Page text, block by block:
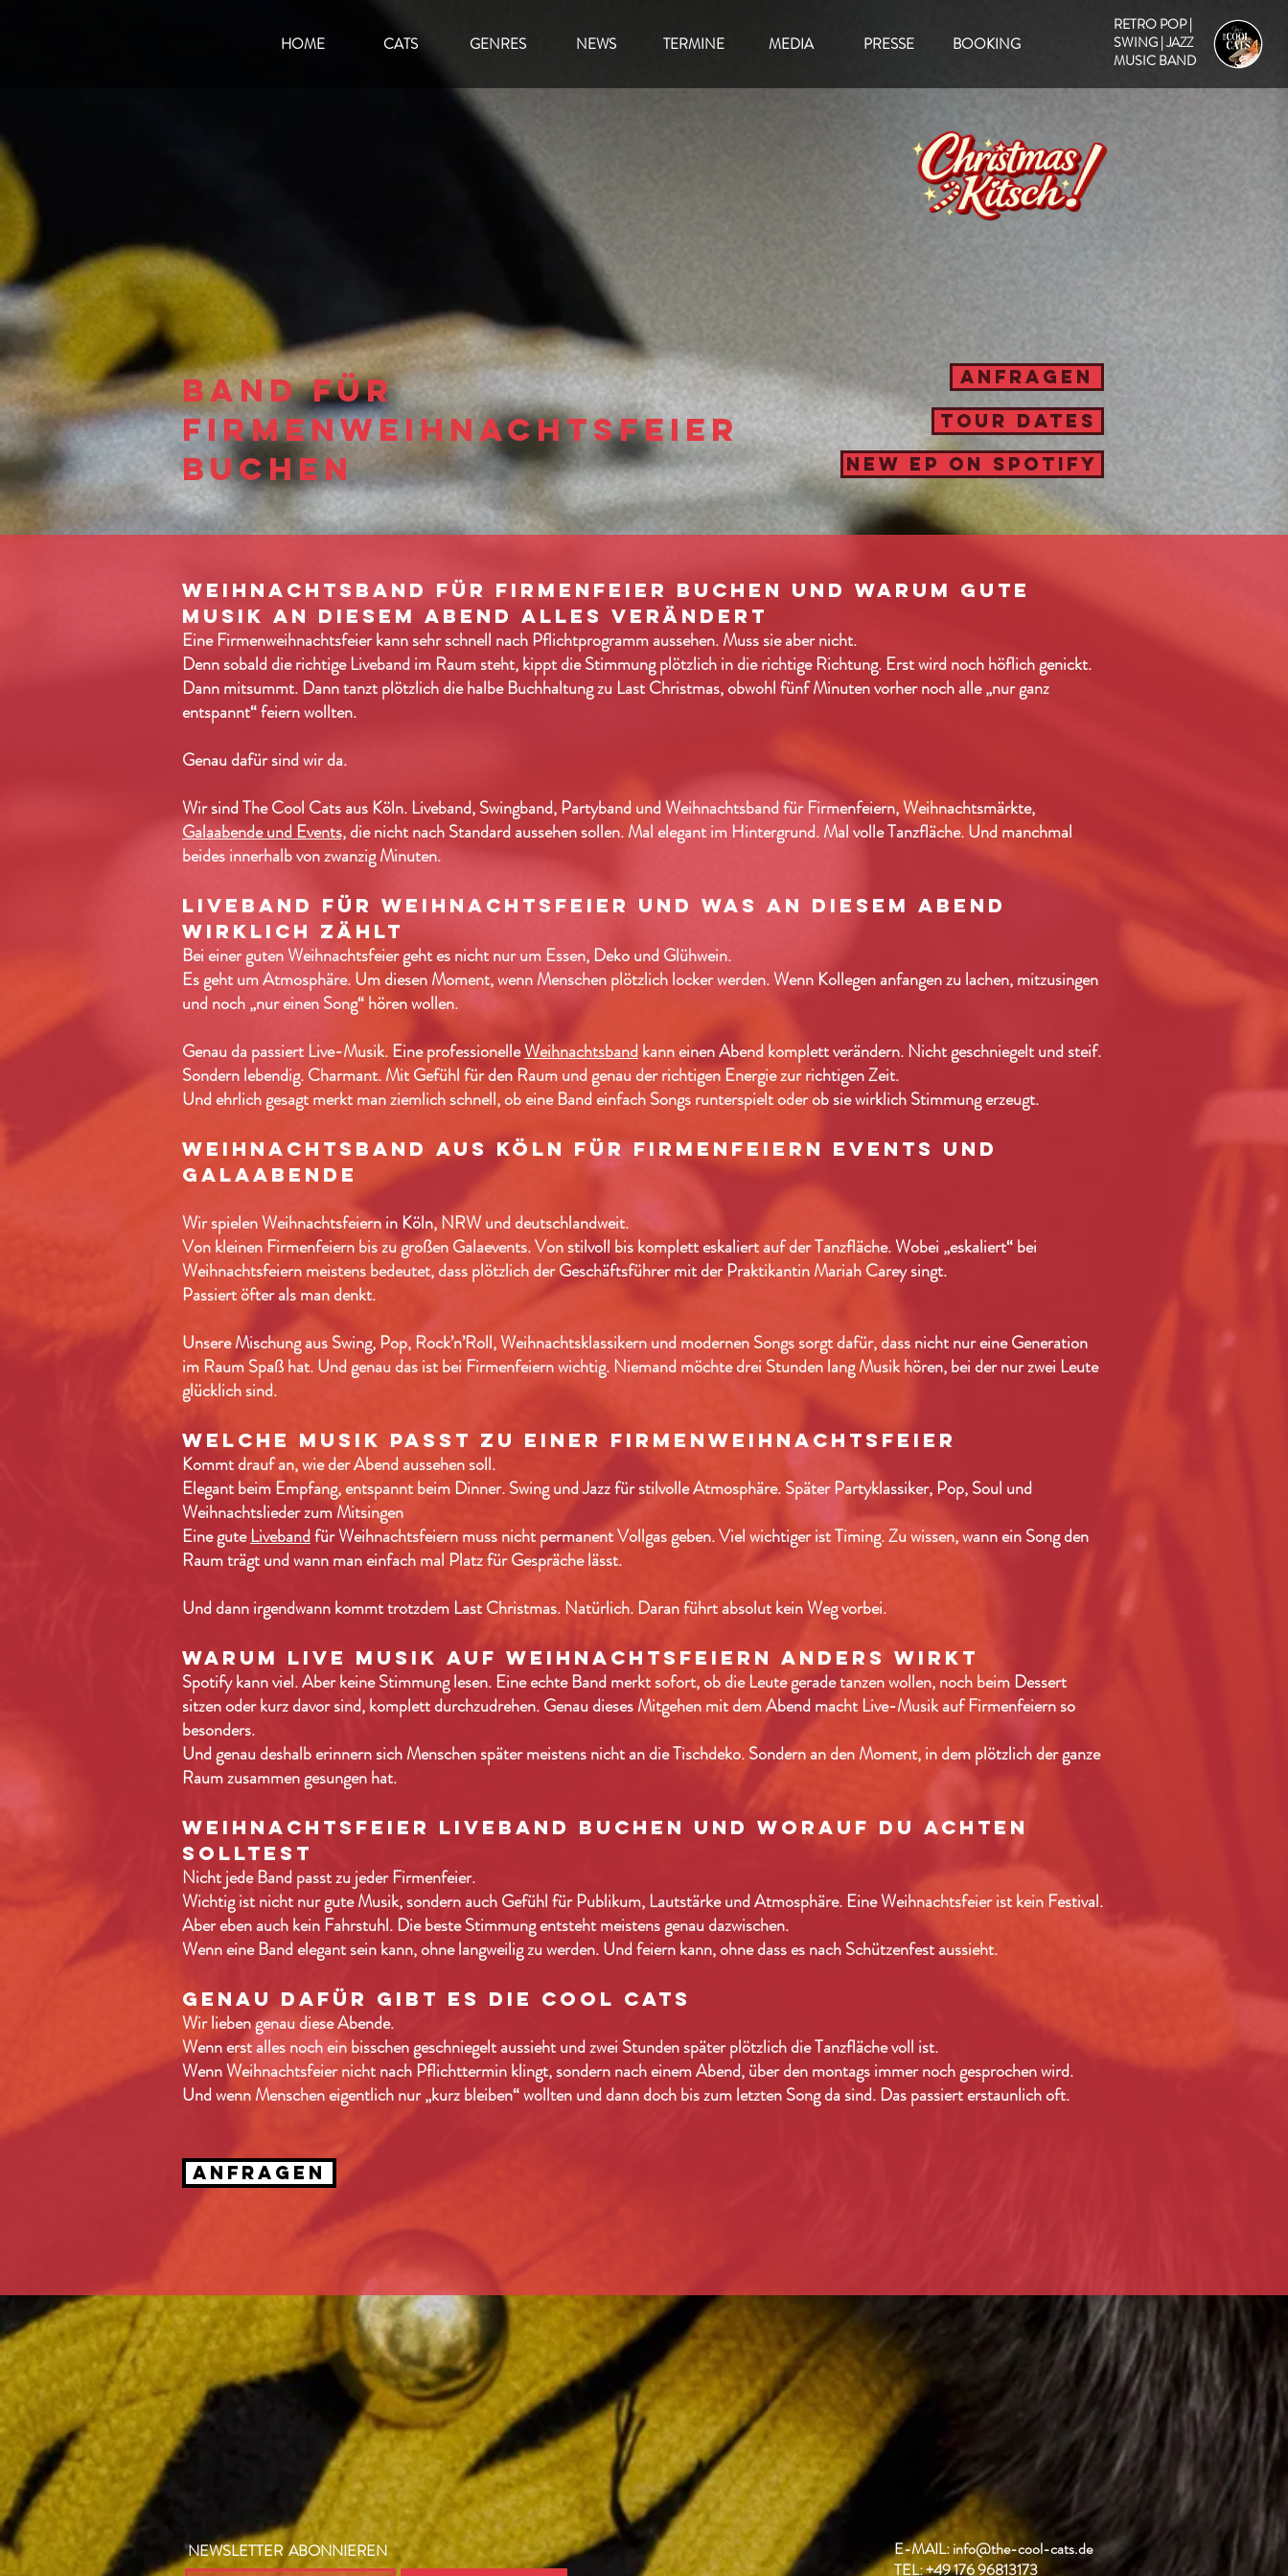
HOME CATS GENRES NEWS TERMINE MEDIA PRESSE BOOKING
RETRO POP |
SWING | JAZZ
MUSIC BAND
Band für
Firmenweihnachtsfeier
buchen
ANFRAGEN
TOUR DATES
NEW EP ON SPOTIFY
weihnachtsband für firmenfeier buchen und warum gute
musik an diesem abend alles verändert
Eine Firmenweihnachtsfeier kann sehr schnell nach Pflichtprogramm aussehen. Muss sie aber nicht.
Denn sobald die richtige Liveband im Raum steht, kippt die Stimmung plötzlich in die richtige Richtung. Erst wird noch höflich genickt.
Dann mitsummt. Dann tanzt plötzlich die halbe Buchhaltung zu Last Christmas, obwohl fünf Minuten vorher noch alle „nur ganz
entspannt“ feiern wollten.
Genau dafür sind wir da.
Wir sind The Cool Cats aus Köln. Liveband, Swingband, Partyband undWeihnachtsbandfür Firmenfeiern, Weihnachtsmärkte,
Galaabende und Events,die nicht nach Standard aussehen sollen. Mal elegant im Hintergrund. Mal volle Tanzfläche. Und manchmal
beides innerhalb von zwanzig Minuten.
liveband für weihnachtsfeier und was an diesem abend
wirklich zählt
Bei einer guten Weihnachtsfeier geht es nicht nur um Essen, Deko und Glühwein.
Es geht um Atmosphäre. Um diesen Moment, wenn Menschen plötzlich locker werden. Wenn Kollegen anfangen zu lachen, mitzusingen
und noch „nur einen Song“ hören wollen.
Genau da passiert Live-Musik.Eine professionelleWeihnachtsbandkann einen Abend komplett verändern. Nicht geschniegelt und steif.
Sondern lebendig. Charmant. Mit Gefühl für den Raum und genau der richtigen Energie zur richtigen Zeit.
Und ehrlich gesagt merkt man ziemlich schnell, ob eine Band einfach Songs runterspielt oder ob sie wirklich Stimmung erzeugt.
weihnachtsband aus köln für firmenfeiern events und
galaabende
Wir spielen Weihnachtsfeiern in Köln, NRW und deutschlandweit.
Von kleinen Firmenfeiern bis zu großen Galaevents. Von stilvoll bis komplett eskaliert auf der Tanzfläche. Wobei „eskaliert“ bei
Weihnachtsfeiern meistens bedeutet, dass plötzlich der Geschäftsführer mit der Praktikantin Mariah Carey singt.
Passiert öfter als man denkt.
Unsere Mischung aus Swing, Pop, Rock’n’Roll, Weihnachtsklassikern und modernen Songs sorgt dafür, dass nicht nur eine Generation
im Raum Spaß hat. Und genau das ist bei Firmenfeiern wichtig. Niemand möchte drei Stunden lang Musik hören, bei der nur zwei Leute
glücklich sind.
welche musik passt zu einer firmenweihnachtsfeier
Kommt drauf an, wie der Abend aussehen soll.
Elegant beim Empfang, entspannt beim Dinner. Swing und Jazz für stilvolle Atmosphäre. Später Partyklassiker, Pop, Soul und
Weihnachtslieder zum Mitsingen
Eine guteLivebandfür Weihnachtsfeiern muss nicht permanent Vollgas geben. Viel wichtiger ist Timing. Zu wissen, wann ein Song den
Raum trägt und wann man einfach mal Platz für Gespräche lässt.
Und dann irgendwann kommt trotzdem Last Christmas. Natürlich. Daran führt absolut kein Weg vorbei.
warum live musik auf weihnachtsfeiern anders wirkt
Spotify kann viel. Aber keine Stimmung lesen. Eine echte Band merkt sofort, ob die Leute gerade tanzen wollen, noch beim Dessert
sitzen oder kurz davor sind, komplett durchzudrehen. Genau dieses Mitgehen mit dem Abend macht Live-Musik auf Firmenfeiern so
besonders.
Und genau deshalb erinnern sich Menschen später meistens nicht an die Tischdeko. Sondern an den Moment, in dem plötzlich der ganze
Raum zusammen gesungen hat.
weihnachtsfeier liveband buchen und worauf du achten
solltest
Nicht jede Band passt zu jeder Firmenfeier.
Wichtig ist nicht nur gute Musik, sondern auch Gefühl für Publikum, Lautstärke und Atmosphäre. Eine Weihnachtsfeier ist kein Festival.
Aber eben auch kein Fahrstuhl. Die beste Stimmung entsteht meistens genau dazwischen.
Wenn eine Band elegant sein kann, ohne langweilig zu werden. Und feiern kann, ohne dass es nach Schützenfest aussieht.
genau dafür gibt es die cool cats
Wir lieben genau diese Abende.
Wenn erst alles noch ein bisschen geschniegelt aussieht und zwei Stunden später plötzlich die Tanzfläche voll ist.
Wenn Weihnachtsfeier nicht nach Pflichttermin klingt, sondern nach einem Abend, über den montags immer noch gesprochen wird.
Und wenn Menschen eigentlich nur „kurz bleiben“ wollten und dann doch bis zum letzten Song da sind. Das passiert erstaunlich oft.
ANFRAGEN
NEWSLETTER ABONNIEREN E-MAIL:info@the-cool-cats.de
TEL:+49176 96813173